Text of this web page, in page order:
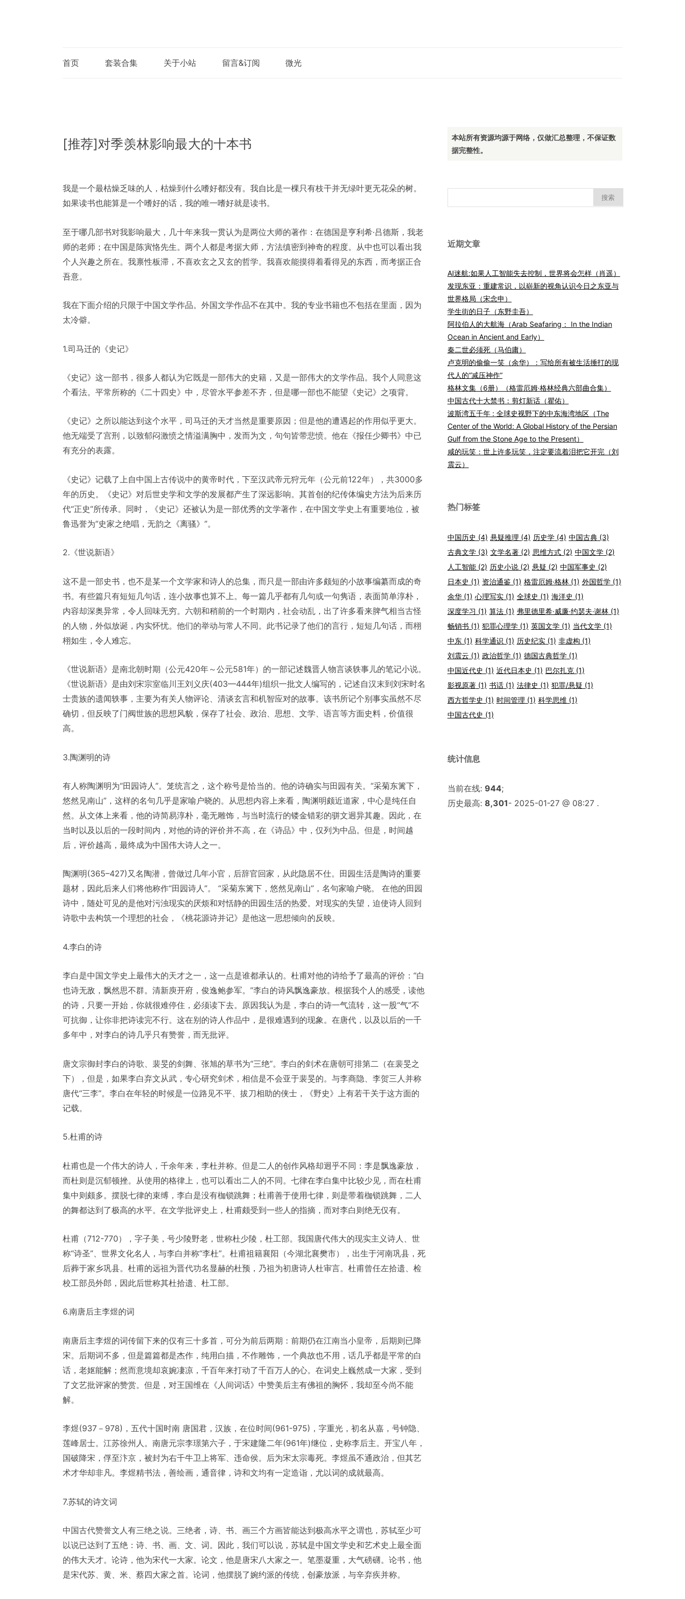
首页 套装合集 关于小站 留言&订阅 微光
[推荐]对季羡林影响最大的十本书
我是一个最枯燥乏味的人，枯燥到什么嗜好都没有。我自比是一棵只有枝干并无绿叶更无花朵的树。
如果读书也能算是一个嗜好的话，我的唯一嗜好就是读书。
至于哪几部书对我影响最大，几十年来我一贯认为是两位大师的著作：在德国是亨利希·吕德斯，我老
师的老师；在中国是陈寅恪先生。两个人都是考据大师，方法缜密到神奇的程度。从中也可以看出我
个人兴趣之所在。我禀性板滞，不喜欢玄之又玄的哲学。我喜欢能摸得着看得见的东西，而考据正合
吾意。
我在下面介绍的只限于中国文学作品。外国文学作品不在其中。我的专业书籍也不包括在里面，因为
太冷僻。
1.司马迁的《史记》
《史记》这一部书，很多人都认为它既是一部伟大的史籍，又是一部伟大的文学作品。我个人同意这
个看法。平常所称的《二十四史》中，尽管水平参差不齐，但是哪一部也不能望《史记》之项背。
《史记》之所以能达到这个水平，司马迁的天才当然是重要原因；但是他的遭遇起的作用似乎更大。
他无端受了宫刑，以致郁闷激愤之情溢满胸中，发而为文，句句皆带悲愤。他在《报任少卿书》中已
有充分的表露。
《史记》记载了上自中国上古传说中的黄帝时代，下至汉武帝元狩元年（公元前122年），共3000多
年的历史。《史记》对后世史学和文学的发展都产生了深远影响。其首创的纪传体编史方法为后来历
代“正史”所传承。同时，《史记》还被认为是一部优秀的文学著作，在中国文学史上有重要地位，被
鲁迅誉为“史家之绝唱，无韵之《离骚》”。
2.《世说新语》
这不是一部史书，也不是某一个文学家和诗人的总集，而只是一部由许多颇短的小故事编纂而成的奇
书。有些篇只有短短几句话，连小故事也算不上。每一篇几乎都有几句或一句隽语，表面简单淳朴，
内容却深奥异常，令人回味无穷。六朝和稍前的一个时期内，社会动乱，出了许多看来脾气相当古怪
的人物，外似放诞，内实怀忧。他们的举动与常人不同。此书记录了他们的言行，短短几句话，而栩
栩如生，令人难忘。
《世说新语》是南北朝时期（公元420年～公元581年）的一部记述魏晋人物言谈轶事儿的笔记小说。
《世说新语》是由刘宋宗室临川王刘义庆(403—444年)组织一批文人编写的，记述自汉末到刘宋时名
士贵族的遗闻轶事，主要为有关人物评论、清谈玄言和机智应对的故事。该书所记个别事实虽然不尽
确切，但反映了门阀世族的思想风貌，保存了社会、政治、思想、文学、语言等方面史料，价值很
高。
3.陶渊明的诗
有人称陶渊明为“田园诗人”。笼统言之，这个称号是恰当的。他的诗确实与田园有关。“采菊东篱下，
悠然见南山”，这样的名句几乎是家喻户晓的。从思想内容上来看，陶渊明颇近道家，中心是纯任自
然。从文体上来看，他的诗简易淳朴，毫无雕饰，与当时流行的镂金错彩的骈文迥异其趣。因此，在
当时以及以后的一段时间内，对他的诗的评价并不高，在《诗品》中，仅列为中品。但是，时间越
后，评价越高，最终成为中国伟大诗人之一。
陶渊明(365–427)又名陶潜，曾做过几年小官，后辞官回家，从此隐居不仕。田园生活是陶诗的重要
题材，因此后来人们将他称作“田园诗人”。 “采菊东篱下，悠然见南山”，名句家喻户晓。 在他的田园
诗中，随处可见的是他对污浊现实的厌烦和对恬静的田园生活的热爱。对现实的失望，迫使诗人回到
诗歌中去构筑一个理想的社会，《桃花源诗并记》是他这一思想倾向的反映。
4.李白的诗
李白是中国文学史上最伟大的天才之一，这一点是谁都承认的。杜甫对他的诗给予了最高的评价：“白
也诗无敌，飘然思不群。清新庾开府，俊逸鲍参军。”李白的诗风飘逸豪放。根据我个人的感受，读他
的诗，只要一开始，你就很难停住，必须读下去。原因我认为是，李白的诗一气流转，这一股“气”不
可抗御，让你非把诗读完不行。这在别的诗人作品中，是很难遇到的现象。在唐代，以及以后的一千
多年中，对李白的诗几乎只有赞誉，而无批评。
唐文宗御封李白的诗歌、裴旻的剑舞、张旭的草书为“三绝”。李白的剑术在唐朝可排第二（在裴旻之
下），但是，如果李白弃文从武，专心研究剑术，相信是不会亚于裴旻的。与李商隐、李贺三人并称
唐代“三李”。李白在年轻的时候是一位路见不平、拔刀相助的侠士，《野史》上有若干关于这方面的
记载。
5.杜甫的诗
杜甫也是一个伟大的诗人，千余年来，李杜并称。但是二人的创作风格却迥乎不同：李是飘逸豪放，
而杜则是沉郁顿挫。从使用的格律上，也可以看出二人的不同。七律在李白集中比较少见，而在杜甫
集中则颇多。摆脱七律的束缚，李白是没有枷锁跳舞；杜甫善于使用七律，则是带着枷锁跳舞，二人
的舞都达到了极高的水平。在文学批评史上，杜甫颇受到一些人的指摘，而对李白则绝无仅有。
杜甫（712-770），字子美，号少陵野老，世称杜少陵，杜工部。我国唐代伟大的现实主义诗人、世
称“诗圣”、世界文化名人，与李白并称“李杜”。杜甫祖籍襄阳（今湖北襄樊市），出生于河南巩县，死
后葬于家乡巩县。杜甫的远祖为晋代功名显赫的杜预，乃祖为初唐诗人杜审言。杜甫曾任左拾遗、检
校工部员外郎，因此后世称其杜拾遗、杜工部。
6.南唐后主李煜的词
南唐后主李煜的词传留下来的仅有三十多首，可分为前后两期：前期仍在江南当小皇帝，后期则已降
宋。后期词不多，但是篇篇都是杰作，纯用白描，不作雕饰，一个典故也不用，话几乎都是平常的白
话，老妪能解；然而意境却哀婉凄凉，千百年来打动了千百万人的心。在词史上巍然成一大家，受到
了文艺批评家的赞赏。但是，对王国维在《人间词话》中赞美后主有佛祖的胸怀，我却至今尚不能
解。
李煜(937－978)，五代十国时南 唐国君，汉族，在位时间(961-975)，字重光，初名从嘉，号钟隐、
莲峰居士。江苏徐州人。南唐元宗李璟第六子，于宋建隆二年(961年)继位，史称李后主。开宝八年，
国破降宋，俘至汴京，被封为右千牛卫上将军、违命侯。后为宋太宗毒死。李煜虽不通政治，但其艺
术才华却非凡。李煜精书法，善绘画，通音律，诗和文均有一定造诣，尤以词的成就最高。
7.苏轼的诗文词
中国古代赞誉文人有三绝之说。三绝者，诗、书、画三个方画皆能达到极高水平之谓也，苏轼至少可
以说已达到了五绝：诗、书、画、文、词。因此，我们可以说，苏轼是中国文学史和艺术史上最全面
的伟大天才。论诗，他为宋代一大家。论文，他是唐宋八大家之一。笔墨凝重，大气磅礴。论书，他
是宋代苏、黄、米、蔡四大家之首。论词，他摆脱了婉约派的传统，创豪放派，与辛弃疾并称。
本站所有资源均源于网络，仅做汇总整理，不保证数
据完整性。
索：
近期文章
AI迷航:如果人工智能失去控制，世界将会怎样（肖遥）
发现东亚：重建常识，以崭新的视角认识今日之东亚与
世界格局（宋念申）
学生街的日子（东野圭吾）
阿拉伯人的大航海（Arab Seafaring： In the Indian
Ocean in Ancient and Early）
秦二世必须死（马伯庸）
卢克明的偷偷一笑（余华）：写给所有被生活捶打的现
代人的“减压神作”
格林文集（6册）（格雷厄姆·格林经典六部曲合集）
中国古代十大禁书：剪灯新话（瞿佑）
波斯湾五千年 : 全球史视野下的中东海湾地区（The
Center of the World: A Global History of the Persian
Gulf from the Stone Age to the Present）
咸的玩笑：世上许多玩笑，注定要流着泪把它开完（刘
震云）
热门标签
中国历史 (4) 悬疑推理 (4) 历史学(4) 中国古典(3)
古典文学(3) 文学名著(2) 思维方式(2) 中国文学(2)
人工智能(2) 历史小说(2) 悬疑 (2) 中国军事史 (2)
日本史 (1) 资治通鉴(1) 格雷厄姆·格林(1) 外国哲学(1)
余华(1) 心理写实(1) 全球史 (1) 海洋史 (1)
深度学习 (1) 算法(1) 弗里德里希·威廉·约瑟夫·谢林(1)
畅销书 (1) 犯罪心理学(1) 英国文学(1) 当代文学(1)
中东(1) 科学通识 (1) 历史纪实(1) 非虚构 (1)
刘震云 (1) 政治哲学(1) 德国古典哲学(1)
中国近代史 (1) 近代日本史 (1) 巴尔扎克(1)
影视原著(1) 书话(1) 法律史 (1) 犯罪/悬疑 (1)
西方哲学史 (1) 时间管理 (1) 科学思维(1)
中国古代史 (1)
统计信息
当前在线: 944;
历史最高: 8,301- 2025-01-27 @ 08:27 .